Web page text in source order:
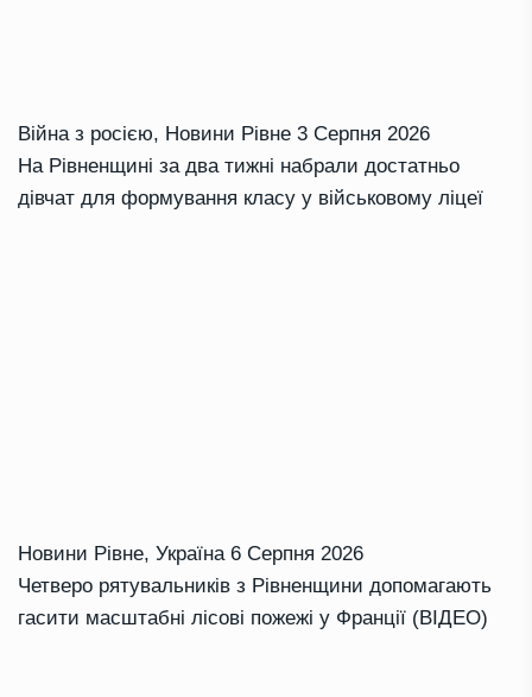
Війна з росією, Новини Рівне 3 Серпня 2026
На Рівненщині за два тижні набрали достатньо
дівчат для формування класу у військовому ліцеї
Новини Рівне, Україна 6 Серпня 2026
Четверо рятувальників з Рівненщини допомагають
гасити масштабні лісові пожежі у Франції (ВІДЕО)